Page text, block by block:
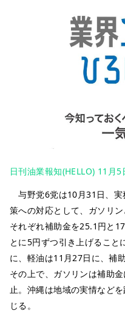
日刊油業報知(HELLO) 11月5
与野党6党は10月31日、実
策への対応として、ガソリ
それぞれ補助金を25.1円と
とに5円ずつ引き上げること
に、軽油は11月27日に、補
その上で、ガソリンは補助
止。沖縄は地域の実情など
じる。